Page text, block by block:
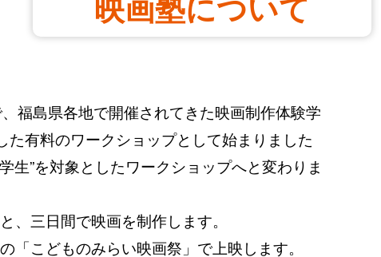
福島県各地で開催されてきた映画制作体験学
た有料のワークショップとして始まりました
生”を対象としたワークショップへと変わりま
、三日間で映画を制作します。
「こどものみらい映画祭」で上映します。